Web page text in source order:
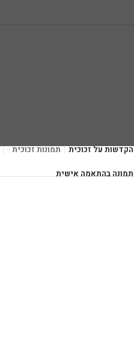
הקדשות על זכוכית תמונות זכוכית
תמונה בהתאמה אישית